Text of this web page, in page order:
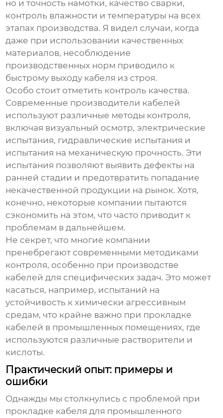
но и точность намотки, качество сварки,
контроль влажности и температуры на всех
этапах производства. Я видел случаи, когда
даже при использовании качественных
материалов, несоблюдение
производственных норм приводило к
быстрому выходу кабеля из строя.
Особо стоит отметить контроль качества.
Современные производители кабелей
используют различные методы контроля,
включая визуальный осмотр, электрические
испытания, гидравлические испытания и
испытания на механическую прочность. Эти
испытания позволяют выявить дефекты на
ранней стадии и предотвратить попадание
некачественной продукции на рынок. Хотя,
конечно, некоторые компании пытаются
сэкономить на этом, что часто приводит к
проблемам в дальнейшем.
Не секрет, что многие компании
пренебрегают современными методиками
контроля, особенно при производстве
кабелей для специфических задач. Это может
касаться, например, испытаний на
устойчивость к химически агрессивным
средам, что крайне важно при прокладке
кабелей в промышленных помещениях, где
используются различные растворители и
кислоты.
Практический опыт: примеры и
ошибки
Однажды мы столкнулись с проблемой при
прокладке кабеля для промышленного